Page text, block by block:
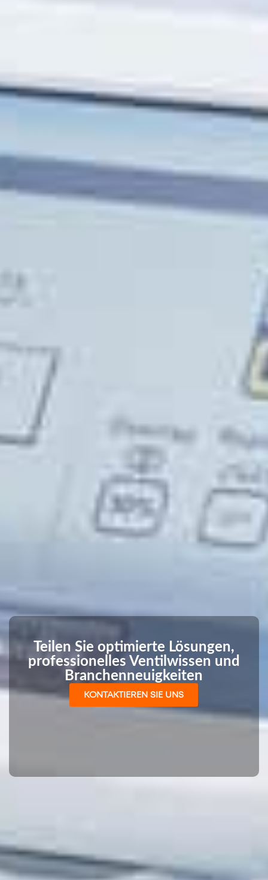
Teilen Sie optimierte Lösungen,
professionelles Ventilwissen und
Branchenneuigkeiten
KONTAKTIEREN SIE UNS